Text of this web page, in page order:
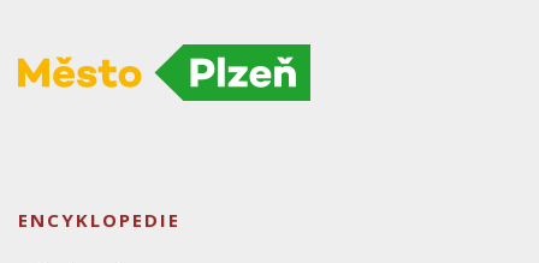
ENCYKLOPEDIE